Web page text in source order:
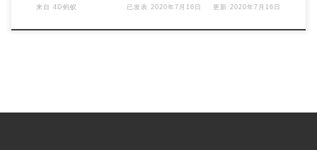
来自 4D蚂蚁 已发表2020年7月16日 更新2020年7月16日